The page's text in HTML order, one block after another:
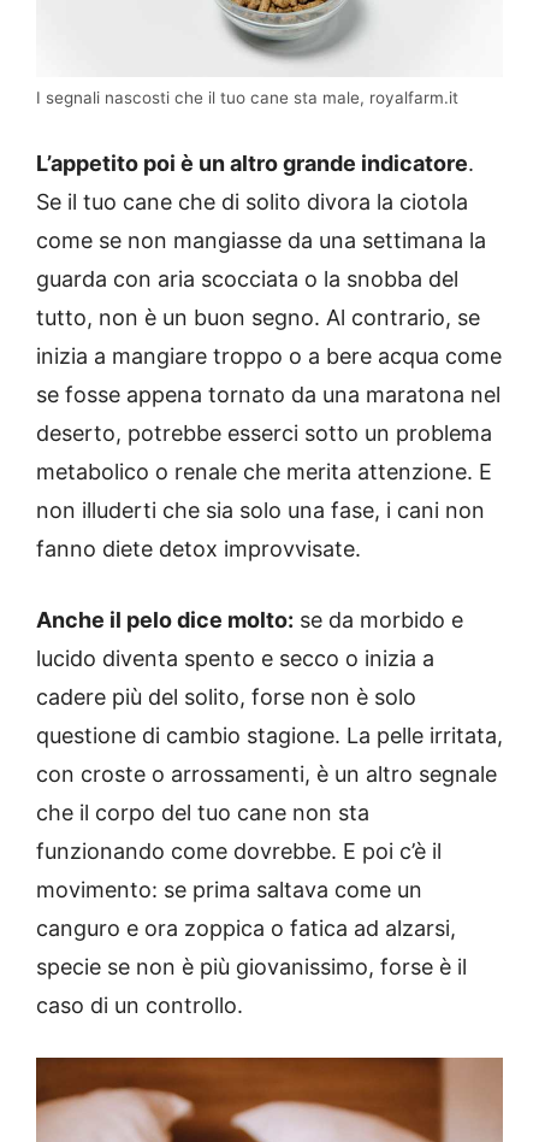
I segnali nascosti che il tuo cane sta male, royalfarm.it
L’appetito poi è un altro grande indicatore.
Se il tuo cane che di solito divora la ciotola
come se non mangiasse da una settimana la
guarda con aria scocciata o la snobba del
tutto, non è un buon segno. Al contrario, se
inizia a mangiare troppo o a bere acqua come
se fosse appena tornato da una maratona nel
deserto, potrebbe esserci sotto un problema
metabolico o renale che merita attenzione. E
non illuderti che sia solo una fase, i cani non
fanno diete detox improvvisate.
Anche il pelo dice molto: se da morbido e
lucido diventa spento e secco o inizia a
cadere più del solito, forse non è solo
questione di cambio stagione. La pelle irritata,
con croste o arrossamenti, è un altro segnale
che il corpo del tuo cane non sta
funzionando come dovrebbe. E poi c’è il
movimento: se prima saltava come un
canguro e ora zoppica o fatica ad alzarsi,
specie se non è più giovanissimo, forse è il
caso di un controllo.